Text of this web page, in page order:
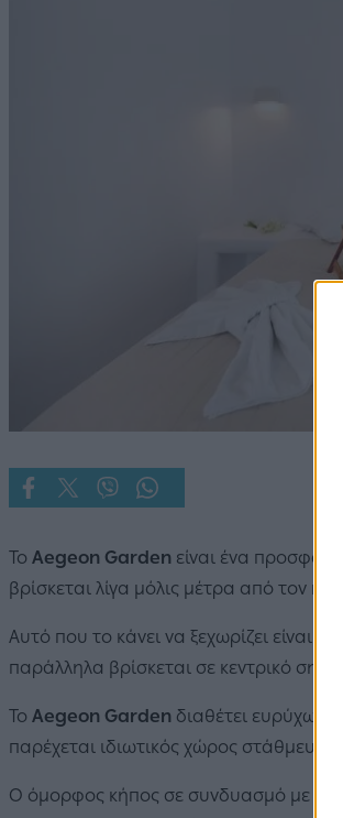
Το Aegeon Garden είναι ένα
βρίσκεται λίγα μόλις μέτρα από τον
Αυτό που το κάνει να ξεχωρίζει είναι
παράλληλα βρίσκεται σε κεντρικό
Το Aegeon Garden διαθέτει
παρέχεται ιδιωτικός χώρος στάθμευσης.
Ο όμορφος κήπος σε συνδυασμό με τη